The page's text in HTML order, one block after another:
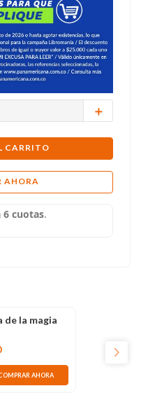
＋
CARRITO
AHORA
de la magia
AHORA